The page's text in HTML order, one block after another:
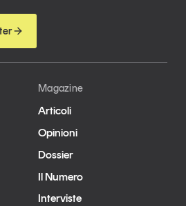
Magazine
Articoli
Opinioni
Dossier
Il Numero
Interviste